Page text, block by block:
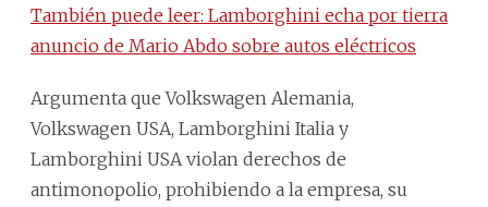
También puede leer: Lamborghini echa por tierra
anuncio de Mario Abdo sobre autos eléctricos
Argumenta que Volkswagen Alemania,
Volkswagen USA, Lamborghini Italia y
Lamborghini USA violan derechos de
antimonopolio, prohibiendo a la empresa, su